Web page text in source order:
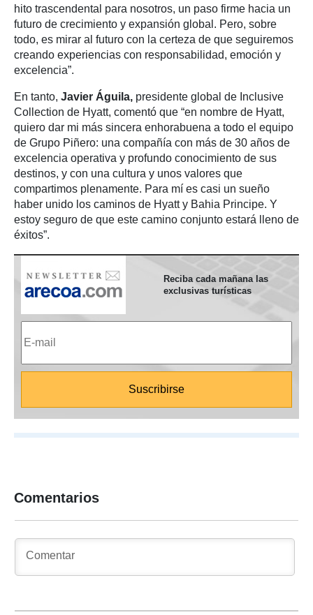
hito trascendental para nosotros, un paso firme hacia un
futuro de crecimiento y expansión global. Pero, sobre
todo, es mirar al futuro con la certeza de que seguiremos
creando experiencias con responsabilidad, emoción y
excelencia”.
En tanto, Javier Águila, presidente global de Inclusive
Collection de Hyatt, comentó que “en nombre de Hyatt,
quiero dar mi más sincera enhorabuena a todo el equipo
de Grupo Piñero: una compañía con más de 30 años de
excelencia operativa y profundo conocimiento de sus
destinos, y con una cultura y unos valores que
compartimos plenamente. Para mí es casi un sueño
haber unido los caminos de Hyatt y Bahia Principe. Y
estoy seguro de que este camino conjunto estará lleno de
éxitos”.
Reciba cada mañana las
exclusivas turísticas
Comentarios